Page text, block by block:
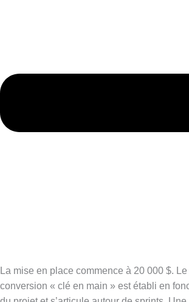
La mise en place commence à 20 000 $. Le
conversion « clé en main » est établi en